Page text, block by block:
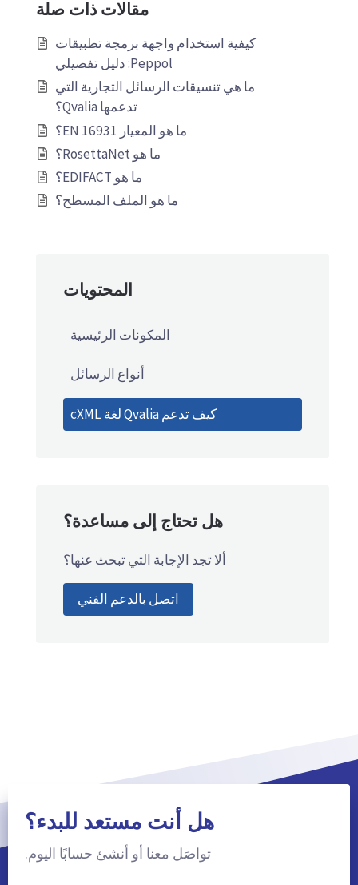
مقالات ذات صلة
كيفية استخدام واجهة برمجة تطبيقات
Peppol: دليل تفصيلي
ما هي تنسيقات الرسائل التجارية التي
تدعمها Qvalia؟
ما هو المعيار EN 16931؟
ما هو RosettaNet؟
ما هو EDIFACT؟
ما هو الملف المسطح؟
المحتويات
المكونات الرئيسية
أنواع الرسائل
كيف تدعم Qvalia لغة cXML
هل تحتاج إلى مساعدة؟
ألا تجد الإجابة التي تبحث عنها؟
اتصل بالدعم الفني
هل أنت مستعد للبدء؟
تواصَل معنا أو أنشئ حسابًا اليوم.